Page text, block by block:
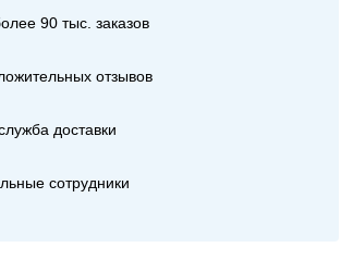
90 тыс. заказов
отзывов
доставки
сотрудники